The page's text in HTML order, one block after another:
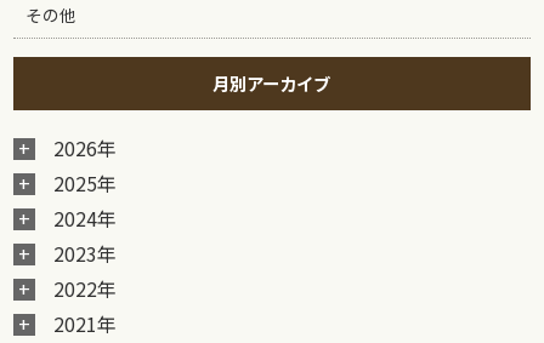
その他
月別アーカイブ
2026年
2025年
2024年
2023年
2022年
2021年